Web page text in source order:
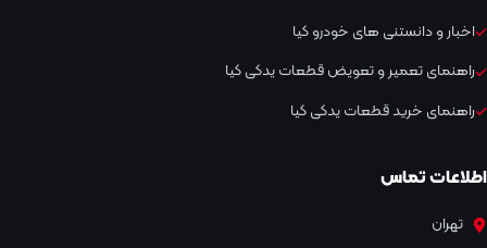
اخبار و دانستنی های خودرو کیا
راهنمای تعمیر و تعویض قطعات یدکی کیا
راهنمای خرید قطعات یدکی کیا
اطلاعات تماس
تهران